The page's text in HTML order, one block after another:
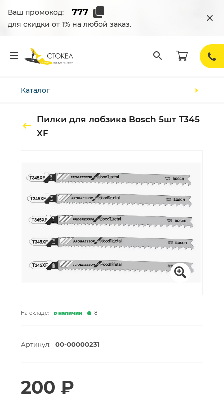
Ваш промокод:
для скидки от 1% на любой заказ.
Каталог
Пилки для лобзика Bosch 5шт T345
XF
На складе: в наличии 8
Артикул: 00-00000231
200 ₽